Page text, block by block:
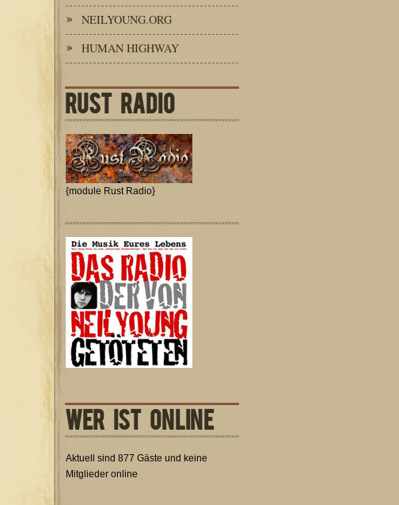
NEILYOUNG.ORG
HUMAN HIGHWAY
RUST RADIO
{module Rust Radio}
WER IST ONLINE
Aktuell sind 877 Gäste und keine
Mitglieder online